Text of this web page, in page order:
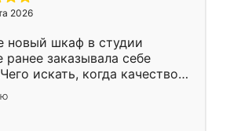
2026
новый шкаф в студии
ранее заказывала себе
искать, когда качеством
Служит кухня уже почти
нет.